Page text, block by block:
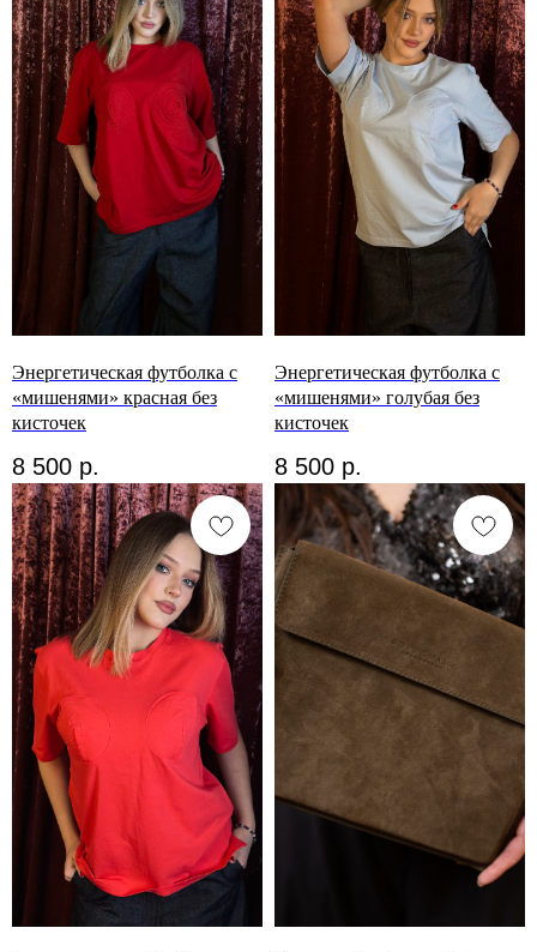
Энергетическая футболка с
«мишенями» красная без
кисточек
8 500 р.
Энергетическая футболка с
«мишенями» голубая без
кисточек
8 500 р.